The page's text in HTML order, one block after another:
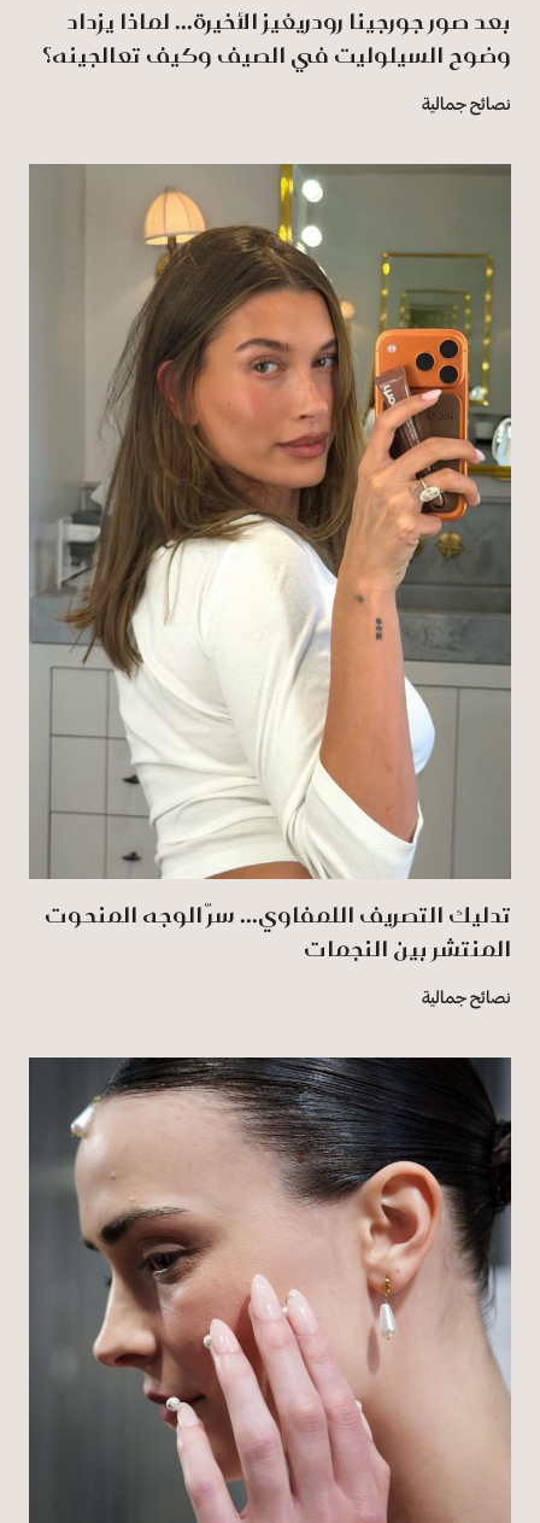
بعد صور جورجينا رودريغيز الأخيرة... لماذا يزداد
وضوح السيلوليت في الصيف وكيف تعالجينه؟
نصائح جمالية
تدليك التصريف اللمفاوي... سرّ الوجه المنحوت
المنتشر بين النجمات
نصائح جمالية